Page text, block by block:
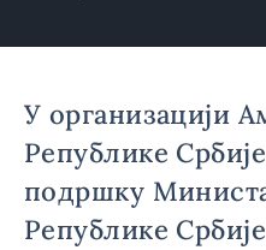
У организацији
Републике
подршку
Републике